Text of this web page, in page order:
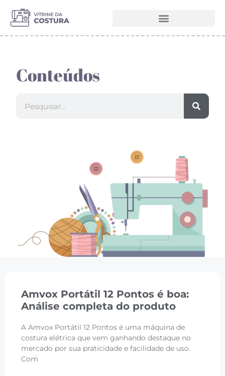
Conteúdos
Amvox Portátil 12 Pontos é boa:
Análise completa do produto
A Amvox Portátil 12 Pontos é uma máquina de
costura elétrica que vem ganhando destaque no
mercado por sua praticidade e facilidade de uso.
Com